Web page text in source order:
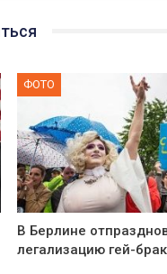
ФОТО
В Берлине
легализацию гей-